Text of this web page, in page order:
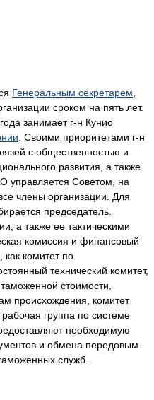
Генеральным секретарем
сроком на пять лет.
занимает г-н Кунио
. Своими приоритетами г-н
с общественностью и
развития, а также
управляется Советом, на
члены организации. Для
председатель.
а также ее тактическими
комиссия и финансовый
как комитет по
технический комитет,
стоимости,
происхождения, комитет
группа по системе
необходимую
и обмена передовым
служб.